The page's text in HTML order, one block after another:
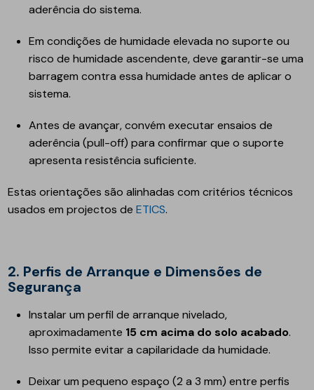
aderência do sistema.
Em condições de humidade elevada no suporte ou
risco de humidade ascendente, deve garantir-se uma
barragem contra essa humidade antes de aplicar o
sistema.
Antes de avançar, convém executar ensaios de
aderência (pull-off) para confirmar que o suporte
apresenta resistência suficiente.
Estas orientações são alinhadas com critérios técnicos
usados em projectos deETICS.
2. Perfis de Arranque e Dimensões de
Segurança
Instalar um perfil de arranque nivelado,
aproximadamente 15 cm acima do solo acabado.
Isso permite evitar a capilaridade da humidade.
Deixar um pequeno espaço (2 a 3 mm) entre perfis